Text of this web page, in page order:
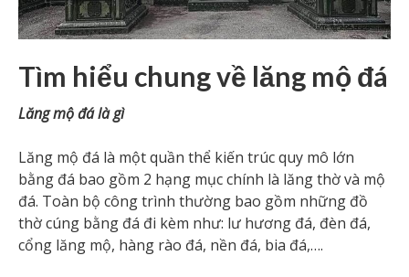
Tìm hiểu chung về lăng mộ đá
Lăng mộ đá là gì
Lăng mộ đá là một quần thể kiến trúc quy mô lớn
bằng đá bao gồm 2 hạng mục chính là lăng thờ và mộ
đá. Toàn bộ công trình thường bao gồm những đồ
thờ cúng bằng đá đi kèm như: lư hương đá, đèn đá,
cổng lăng mộ, hàng rào đá, nền đá, bia đá,….